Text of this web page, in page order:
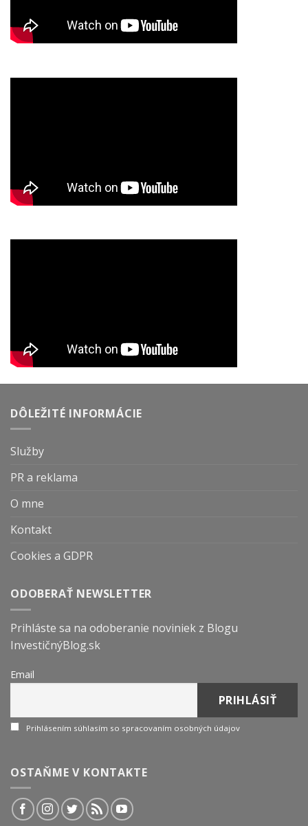
DÔLEŽITÉ INFORMÁCIE
Služby
PR a reklama
O mne
Kontakt
Cookies a GDPR
ODOBERAŤ NEWSLETTER
Prihláste sa na odoberanie noviniek z Blogu
InvestičnýBlog.sk
Email
Prihlásením súhlasím so spracovaním osobných údajov
OSTAŇME V KONTAKTE